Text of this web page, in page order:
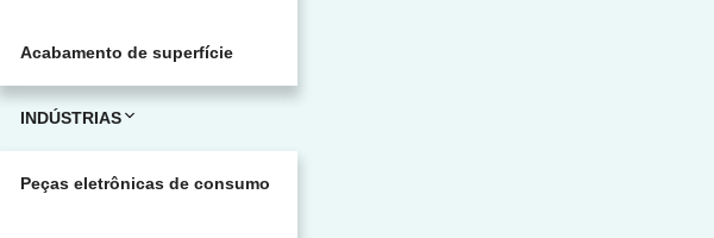
Acabamento de superfície
INDÚSTRIAS
Peças eletrônicas de consumo